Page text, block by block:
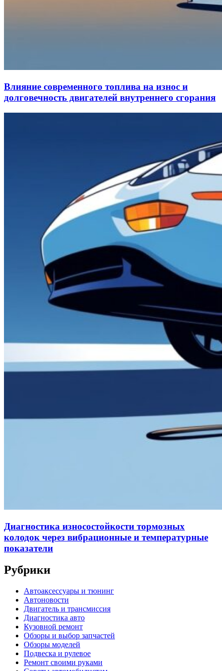
Влияние современного топлива на износ и
долговечность двигателей внутреннего сгорания
Диагностика износостойкости тормозных
колодок через вибрационные и температурные
показатели
Рубрики
Автоаксессуары и тюнинг
Автоновости
Двигатель и трансмиссия
Диагностика авто
Кузовной ремонт
Обзоры и выбор запчастей
Обзоры моделей
Подвеска и рулевое
Ремонт своими руками